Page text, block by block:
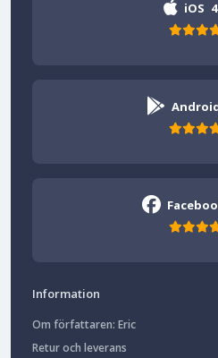
iOS
Information
Om författaren: Eric
Retur och leverans